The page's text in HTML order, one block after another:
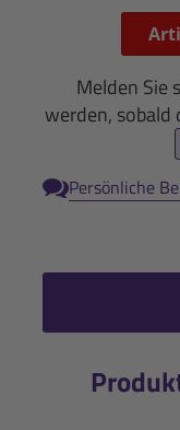
Melden Sie
werden, sobald
Persönliche